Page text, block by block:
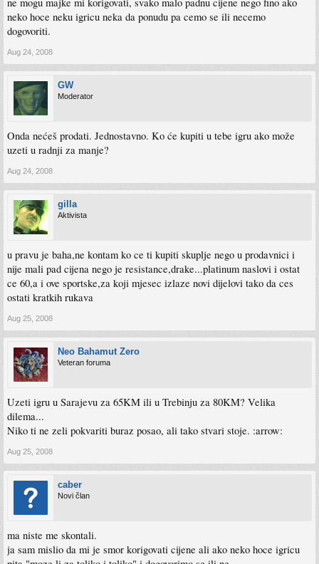
neko hoce neku igricu neka da ponudu pa cemo se ili necemo
dogovoriti.
Aug 24, 2008
GW
Moderator
Onda nećeš prodati. Jednostavno. Ko će kupiti u tebe igru ako može
uzeti u radnji za manje?
Aug 24, 2008
gilla
Aktivista
u pravu je baha,ne kontam ko ce ti kupiti skuplje nego u prodavnici i
nije mali pad cijena nego je resistance,drake...platinum naslovi i ostat
ce 60,a i ove sportske,za koji mjesec izlaze novi dijelovi tako da ces
ostati kratkih rukava
Aug 25, 2008
Neo Bahamut Zero
Veteran foruma
Uzeti igru u Sarajevu za 65KM ili u Trebinju za 80KM? Velika
dilema...
Niko ti ne zeli pokvariti buraz posao, ali tako stvari stoje. :arrow:
Aug 25, 2008
caber
Novi član
ma niste me skontali.
ja sam mislio da mi je smor korigovati cijene ali ako neko hoce igricu